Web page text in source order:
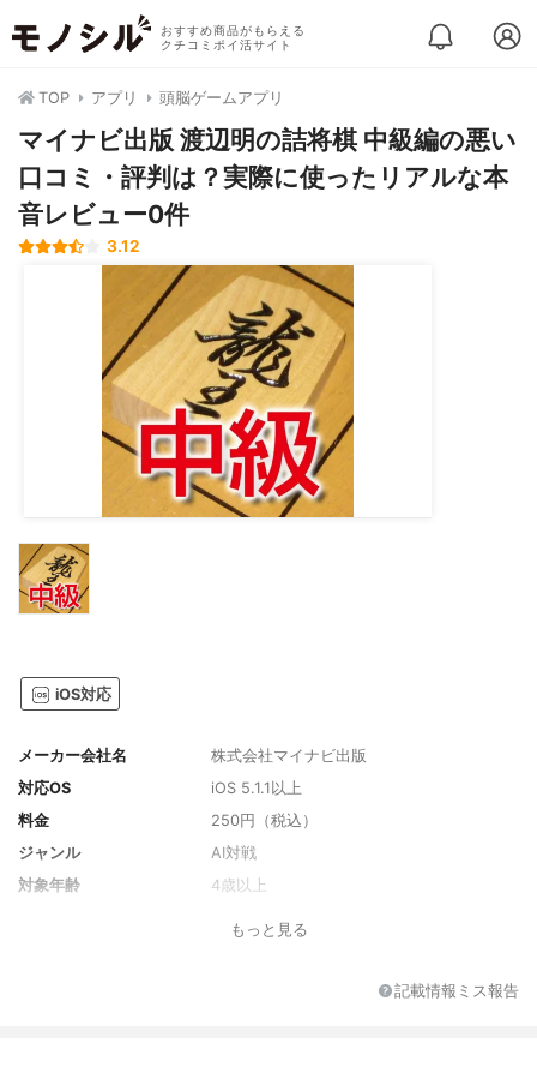
おすすめ商品がもらえる
クチコミポイ活サイト
TOP アプリ 頭脳ゲームアプリ
マイナビ出版 渡辺明の詰将棋 中級編の悪い
口コミ・評判は？実際に使ったリアルな本
音レビュー0件
3.12
iOS対応
メーカー会社名
株式会社マイナビ出版
対応OS
iOS 5.1.1以上
料金
250円（税込）
ジャンル
AI対戦
対象年齢
4歳以上
もっと見る
記載情報ミス報告